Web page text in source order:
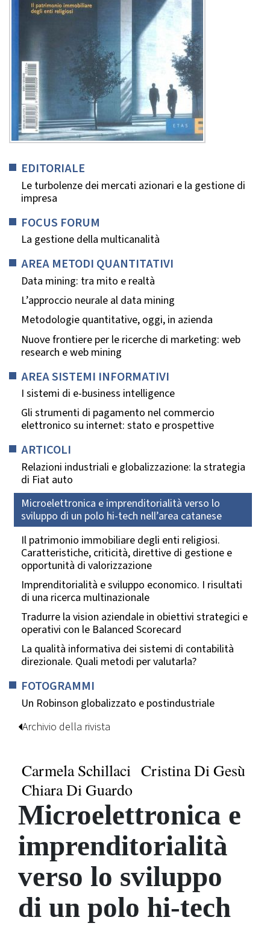
EDITORIALE
Le turbolenze dei mercati azionari e la gestione di
impresa
FOCUS FORUM
La gestione della multicanalità
AREA METODI QUANTITATIVI
Data mining: tra mito e realtà
L’approccio neurale al data mining
Metodologie quantitative, oggi, in azienda
Nuove frontiere per le ricerche di marketing: web
research e web mining
AREA SISTEMI INFORMATIVI
I sistemi di e-business intelligence
Gli strumenti di pagamento nel commercio
elettronico su internet: stato e prospettive
ARTICOLI
Relazioni industriali e globalizzazione: la strategia
di Fiat auto
Microelettronica e imprenditorialità verso lo
sviluppo di un polo hi-tech nell’area catanese
Il patrimonio immobiliare degli enti religiosi.
Caratteristiche, criticità, direttive di gestione e
opportunità di valorizzazione
Imprenditorialità e sviluppo economico. I risultati
di una ricerca multinazionale
Tradurre la vision aziendale in obiettivi strategici e
operativi con le Balanced Scorecard
La qualità informativa dei sistemi di contabilità
direzionale. Quali metodi per valutarla?
FOTOGRAMMI
Un Robinson globalizzato e postindustriale
Archivio della rivista
Carmela Schillaci Cristina Di Gesù
Chiara Di Guardo
Microelettronica e
imprenditorialità
verso lo sviluppo
di un polo hi-tech